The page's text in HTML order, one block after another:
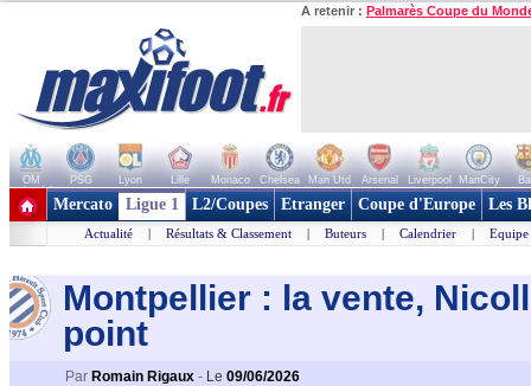
A retenir : Palmarès Coupe du
OM PSG Lyon Lille Monaco Chelsea Man Utd Arsenal Liverpool ManCity
+ de clubs
Mercato Ligue 1 L2/Coupes Etranger Coupe d'Europe Les
Actualité | Résultats & Classement | Buteurs | Calendrier | Equipe
Montpellier : la vente,
point
Par Romain Rigaux - Le 09/06/2026